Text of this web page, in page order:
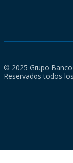
© 2025 Grupo Banco
Reservados todos